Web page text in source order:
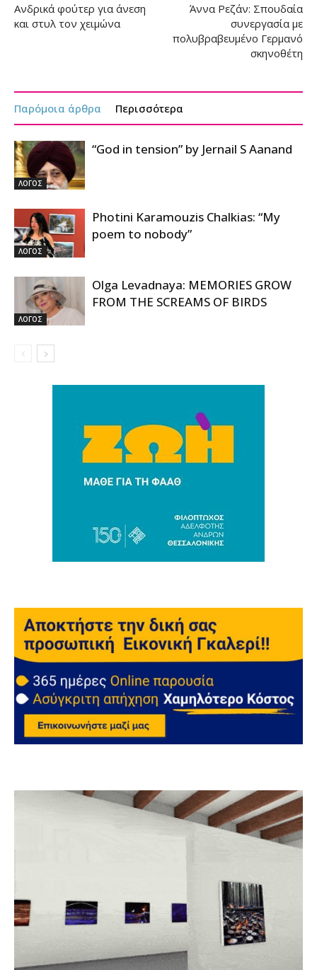
Ανδρικά φούτερ για άνεση
και στυλ τον χειμώνα
Άννα Ρεζάν: Σπουδαία
συνεργασία με
πολυβραβευμένο Γερμανό
σκηνοθέτη
Παρόμοια άρθρα Περισσότερα
ΛΟΓΟΣ
“God in tension” by Jernail S Aanand
ΛΟΓΟΣ
Photini Karamouzis Chalkias: “My
poem to nobody”
ΛΟΓΟΣ
Olga Levadnaya: MEMORIES GROW
FROM THE SCREAMS OF BIRDS